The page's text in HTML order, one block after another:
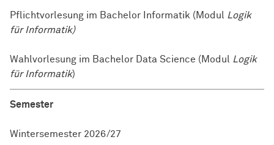
Pflichtvorlesung im Bachelor Informatik (Modul
Logik
für Informatik)
Wahlvorlesung im Bachelor Data Science (Modul
Logik
für Informatik)
Semester
Wintersemester 2026/27